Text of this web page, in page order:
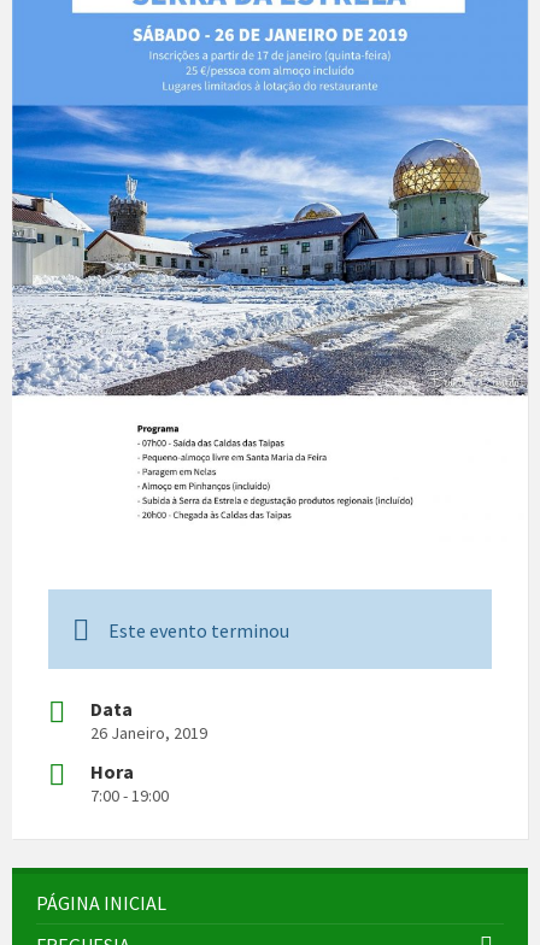
Este evento terminou
Data
26 Janeiro, 2019
Hora
7:00 - 19:00
PÁGINA INICIAL